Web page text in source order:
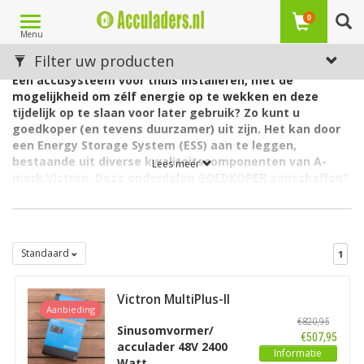
Toggle
navigation
Menu
0
Victron ESS Actie
Een accusysteem voor thuis installeren, met de
mogelijkheid om zélf energie op te wekken en deze
tijdelijk op te slaan voor later gebruik? Zo kunt u
goedkoper (en tevens duurzamer) uit zijn. Het kan door
een Energy Storage System (ESS) aan te leggen,
bestaande uit diverse kwaliteitscomponenten van A-
KORTINGEN én speciale, extra Victron ESS ACTIES. Deze
op=op!) zijn te vinden op deze pagina.
Het is de nieuwe norm: zelf opgewekte energie ook zélf
voor energieopslag, neemt in populariteit toe. Steeds meer
ondernemingen en huishoudens investeren in zonnepanelen, die
bovendien steeds krachtiger zijn en meer stroom opwekken. In
plaats van deze zelf opgewekte zonne-energie terug te leveren
Lees meer
Filter uw producten
Standaard 1
Aanbieding
Victron MultiPlus-II
Sinusomvormer/
acculader 48V 2400
€820,95
€507,95
Informatie